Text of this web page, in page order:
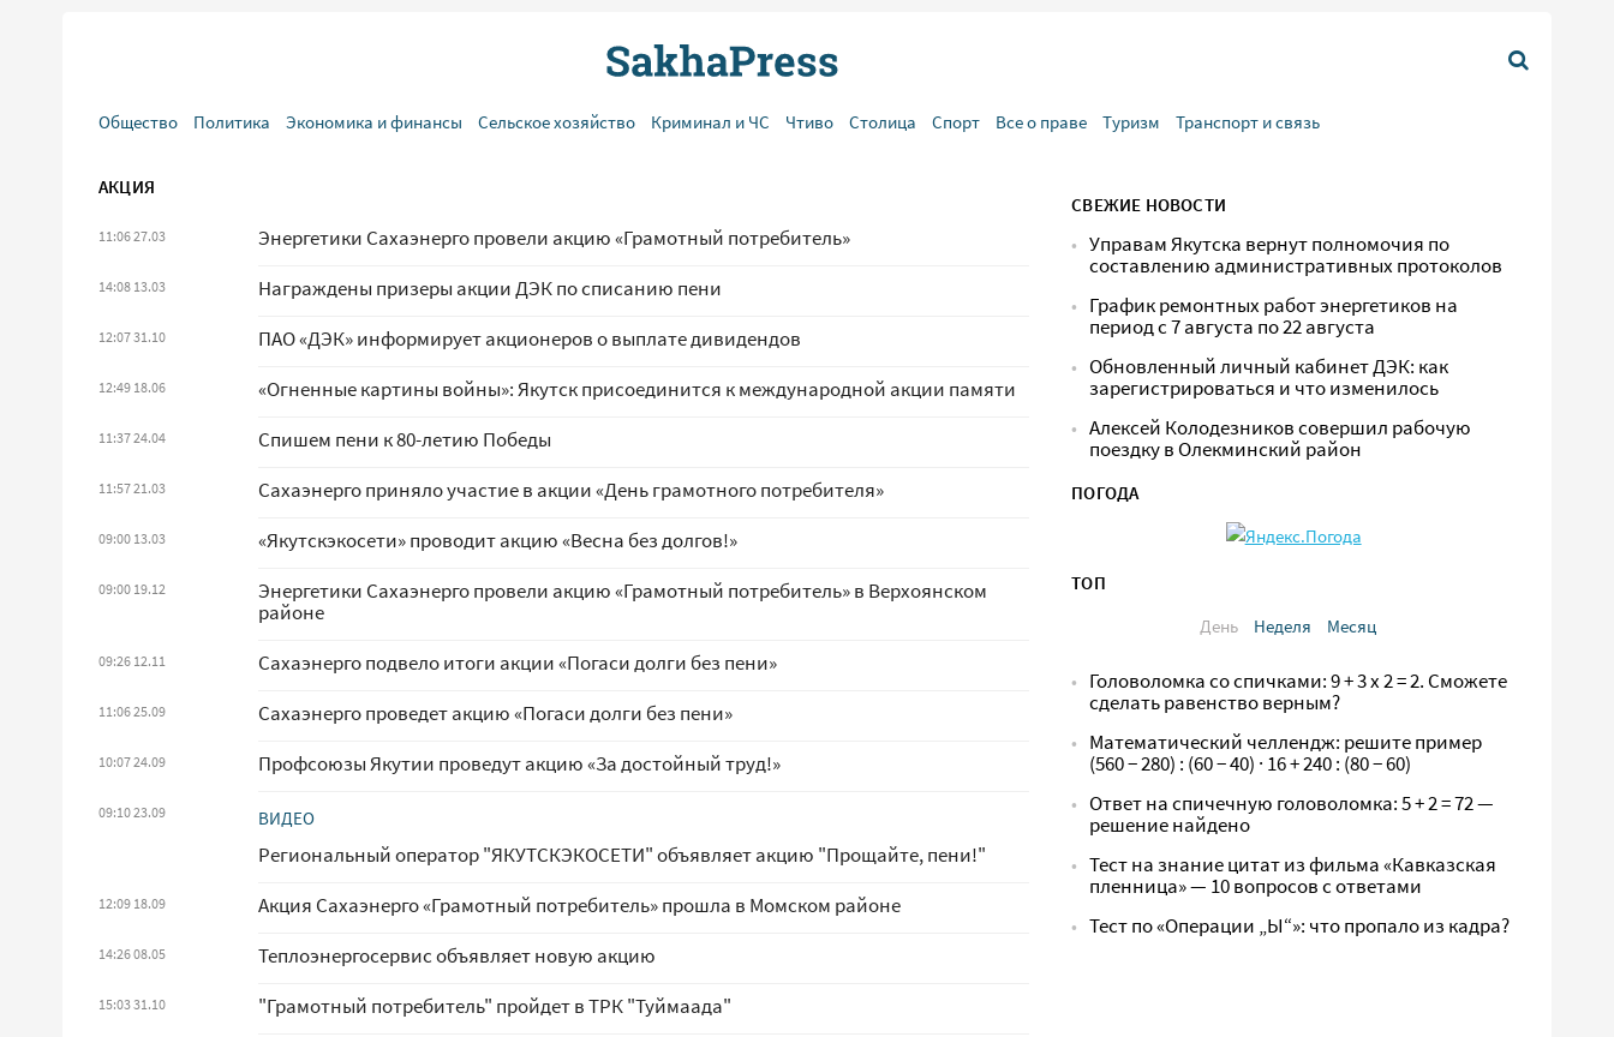
Общество Политика Экономика и финансы Сельское хозяйство Криминал и ЧС Чтиво Столица Спорт Все о праве Туризм Транспорт и связь
АКЦИЯ
11:06 27.03 Энергетики Сахаэнерго провели акцию «Грамотный потребитель»
14:08 13.03 Награждены призеры акции ДЭК по списанию пени
12:07 31.10 ПАО «ДЭК» информирует акционеров о выплате дивидендов
12:49 18.06 «Огненные картины войны»: Якутск присоединится к международной акции памяти
11:37 24.04 Спишем пени к 80-летию Победы
11:57 21.03 Сахаэнерго приняло участие в акции «День грамотного потребителя»
09:00 13.03 «Якутскэкосети» проводит акцию «Весна без долгов!»
09:00 19.12
Энергетики Сахаэнерго провели акцию «Грамотный потребитель» в Верхоянском
районе
09:26 12.11 Сахаэнерго подвело итоги акции «Погаси долги без пени»
11:06 25.09 Сахаэнерго проведет акцию «Погаси долги без пени»
10:07 24.09 Профсоюзы Якутии проведут акцию «За достойный труд!»
09:10 23.09 ВИДЕО
Региональный оператор "ЯКУТСКЭКОСЕТИ" объявляет акцию "Прощайте, пени!"
12:09 18.09 Акция Сахаэнерго «Грамотный потребитель» прошла в Момском районе
14:26 08.05 Теплоэнергосервис объявляет новую акцию
15:03 31.10 "Грамотный потребитель" пройдет в ТРК "Туймаада"
СВЕЖИЕ НОВОСТИ
Управам Якутска вернут полномочия по
составлению административных протоколов
График ремонтных работ энергетиков на
период с 7 августа по 22 августа
Обновленный личный кабинет ДЭК: как
зарегистрироваться и что изменилось
Алексей Колодезников совершил рабочую
поездку в Олекминский район
ПОГОДА
ТОП
День
Неделя Месяц
Головоломка со спичками: 9 + 3 х 2 = 2. Сможете
сделать равенство верным?
Математический челлендж: решите пример
(560 − 280) : (60 − 40) · 16 + 240 : (80 − 60)
Ответ на спичечную головоломка: 5 + 2 = 72 —
решение найдено
Тест на знание цитат из фильма «Кавказская
пленница» — 10 вопросов с ответами
Тест по «Операции „Ы“»: что пропало из кадра?